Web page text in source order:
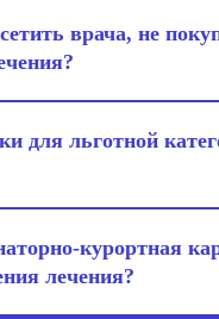
врача, не
для льготной
курортная
лечения?